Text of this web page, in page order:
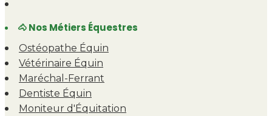
🐴 Nos Métiers Équestres
Ostéopathe Équin
Vétérinaire Équin
Maréchal-Ferrant
Dentiste Équin
Moniteur d'Équitation